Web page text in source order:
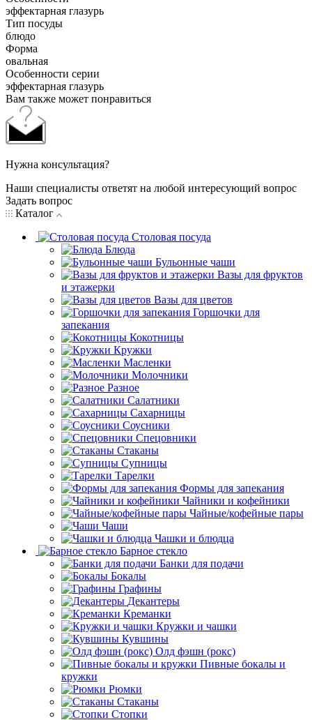
эффектарная глазурь
Тип посуды
блюдо
Форма
овальная
Особенности серии
эффектарная глазурь
Вам также может понравиться
Нужна консультация?
Наши специалисты ответят на любой интересующий вопрос
Задать вопрос
Каталог
Столовая посуда
Блюда
Бульонные чаши
Вазы для фруктов
и этажерки
Вазы для цветов
Горшочки для
запекания
Кокотницы
Кружки
Масленки
Молочники
Разное
Салатники
Сахарницы
Соусники
Спецовники
Стаканы
Супницы
Тарелки
Формы для запекания
Чайники и кофейники
Чайные/кофейные пары
Чаши
Чашки и блюдца
Барное стекло
Банки для подачи
Бокалы
Графины
Декантеры
Креманки
Кружки и чашки
Кувшины
Олд фэшн (рокс)
Пивные бокалы и
кружки
Рюмки
Стаканы
Стопки